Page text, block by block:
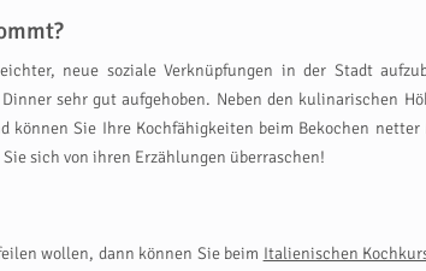
neue soziale Verknüpfungen in der Stadt
sehr gut aufgehoben. Neben den kulinarischen
können Sie Ihre Kochfähigkeiten beim Bekochen
sich von ihren Erzählungen überraschen!
wollen, dann können Sie beim Italienischen